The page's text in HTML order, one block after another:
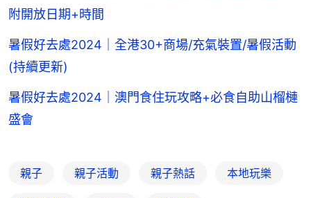
附開放日期+時間
暑假好去處2024｜全港30+商場/充氣裝置/暑假活動
(持續更新)
暑假好去處2024｜澳門食住玩攻略+必食自助山榴槤
盛會
親子 親子活動 親子熱話 本地玩樂